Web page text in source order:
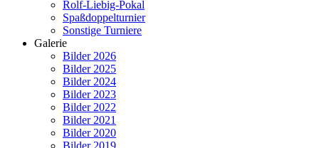
Rolf-Liebig-Pokal
Spaßdoppelturnier
Sonstige Turniere
Galerie
Bilder 2026
Bilder 2025
Bilder 2024
Bilder 2023
Bilder 2022
Bilder 2021
Bilder 2020
Bilder 2019